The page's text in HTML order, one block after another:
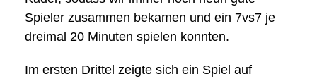
Spieler zusammen bekamen und ein 7vs7 je
dreimal 20 Minuten spielen konnten.
Im ersten Drittel zeigte sich ein Spiel auf